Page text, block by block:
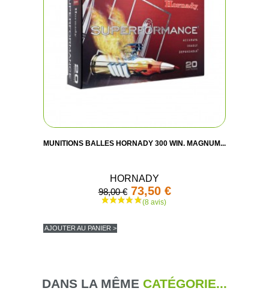
MUNITIONS BALLES HORNADY 300 WIN. MAGNUM...
HORNADY
98,00 € 73,50 €
AJOUTER AU PANIER >
DANS LA MÊME CATÉGORIE...